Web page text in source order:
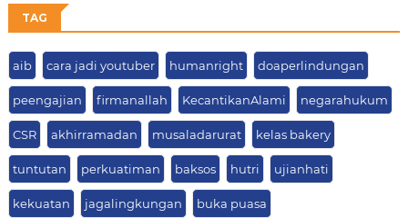
TAG
aib cara jadi youtuber humanright doaperlindungan
peengajian firmanallah KecantikanAlami negarahukum
CSR akhirramadan musaladarurat kelas bakery
tuntutan perkuatiman baksos hutri ujianhati
kekuatan jagalingkungan buka puasa